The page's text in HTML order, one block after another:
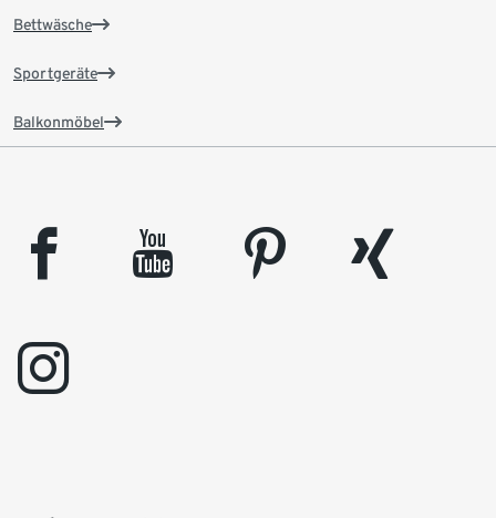
Bettwäsche
Sportgeräte
Balkonmöbel
facebook youtube pinterest
xing
instagram